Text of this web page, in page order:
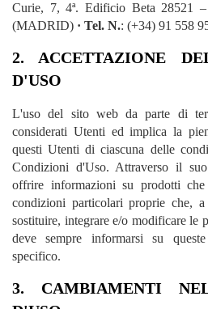
Curie, 7, 4ª. Edificio Beta 28521
(MADRID) · Tel. N.: (+34) 91 558
2. ACCETTAZIONE
D'USO
L'uso del sito web da parte di
considerati Utenti ed implica la
questi Utenti di ciascuna delle
Condizioni d'Uso. Attraverso il
offrire informazioni su prodotti che
condizioni particolari proprie che, a
sostituire, integrare e/o modificare le
deve sempre informarsi su
specifico.
3. CAMBIAMENTI